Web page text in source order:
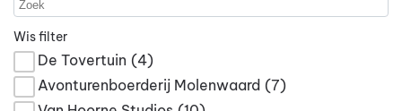
Wis filter
De Tovertuin (4)
Avonturenboerderij Molenwaard (7)